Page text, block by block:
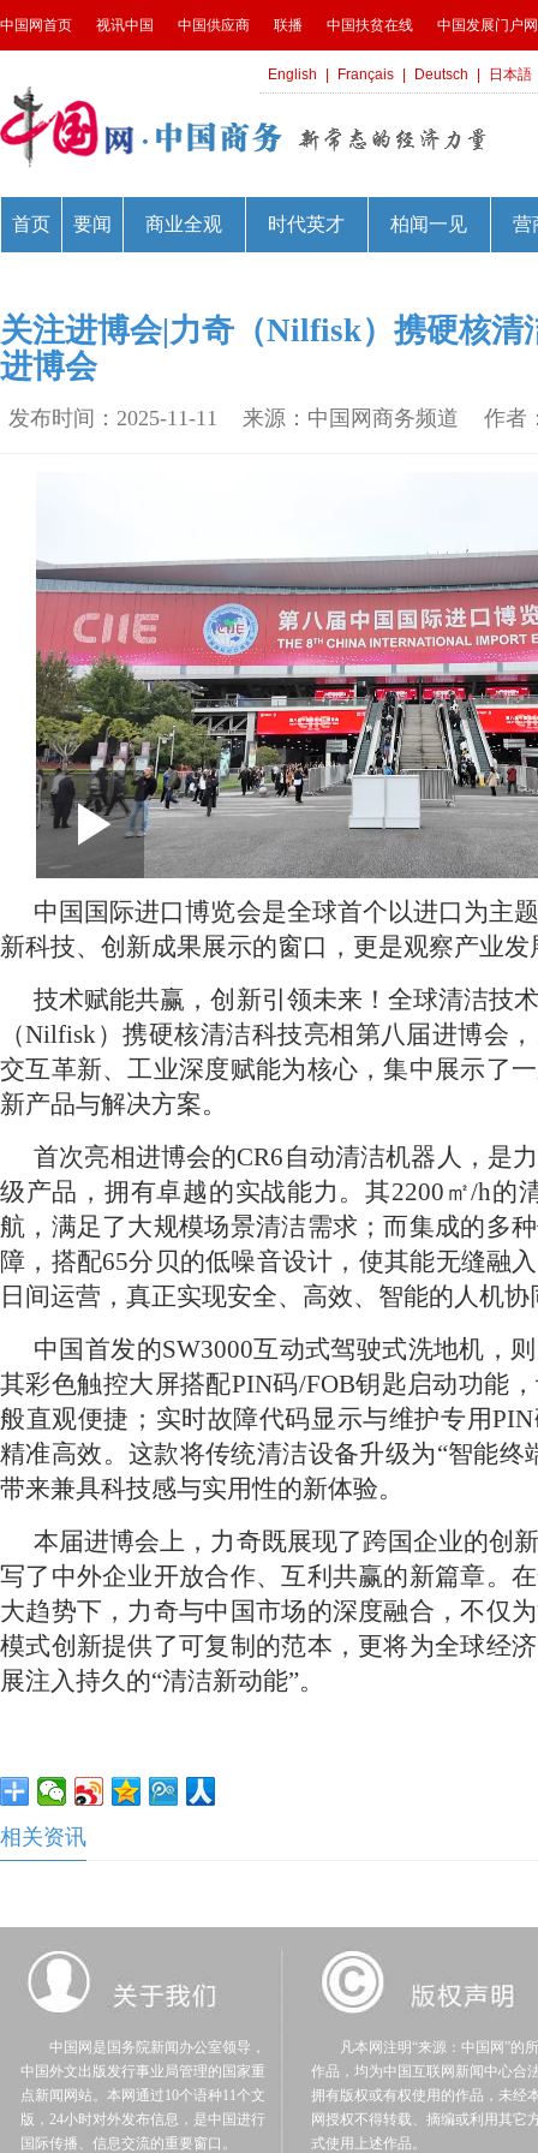
关注进博会|力奇（Nilfisk）携硬核清
进博会
发布时间：2025-11-11 来源：中国网商务频道 作者
P
l
a
y
V
i
d
e
o
l
a
L
a
d
e
.
5
%
中国国际进口博览会是全球首个以进口为主
新科技、创新成果展示的窗口，更是观察产业
技术赋能共赢，创新引领未来！全球清洁技
（Nilfisk）携硬核清洁科技亮相第八届进博会
交互革新、工业深度赋能为核心，集中展示了
新产品与解决方案。
首次亮相进博会的CR6自动清洁机器人，是
级产品，拥有卓越的实战能力。其2200㎡/h的
航，满足了大规模场景清洁需求；而集成的多
障，搭配65分贝的低噪音设计，使其能无缝融
日间运营，真正实现安全、高效、智能的人机协
中国首发的SW3000互动式驾驶式洗地机，
其彩色触控大屏搭配PIN码/FOB钥匙启动功能
般直观便捷；实时故障代码显示与维护专用
精准高效。这款将传统清洁设备升级为“智能终
带来兼具科技感与实用性的新体验。
本届进博会上，力奇既展现了跨国企业的创
写了中外企业开放合作、互利共赢的新篇章。
大趋势下，力奇与中国市场的深度融合，不仅
模式创新提供了可复制的范本，更将为全球经
展注入持久的“清洁新动能”。
相关资讯